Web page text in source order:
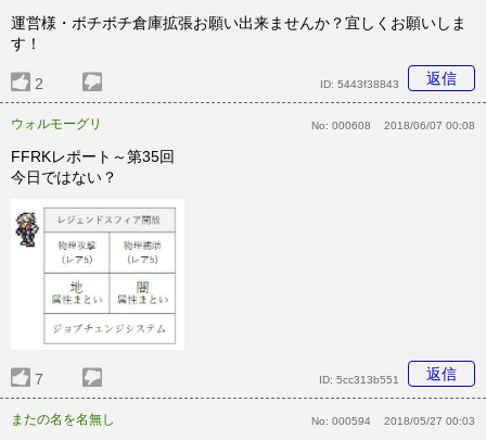
運営様・ボチボチ倉庫拡張お願い出来ませんか？宜しくお願いしま
す！
2 返信
ID: 5443f38843
ウォルモーグリ No: 000608 2018/06/07 00:08
FFRKレポート～第35回
今日ではない？
7 返信
ID: 5cc313b551
またの名を名無し No: 000594 2018/05/27 00:03